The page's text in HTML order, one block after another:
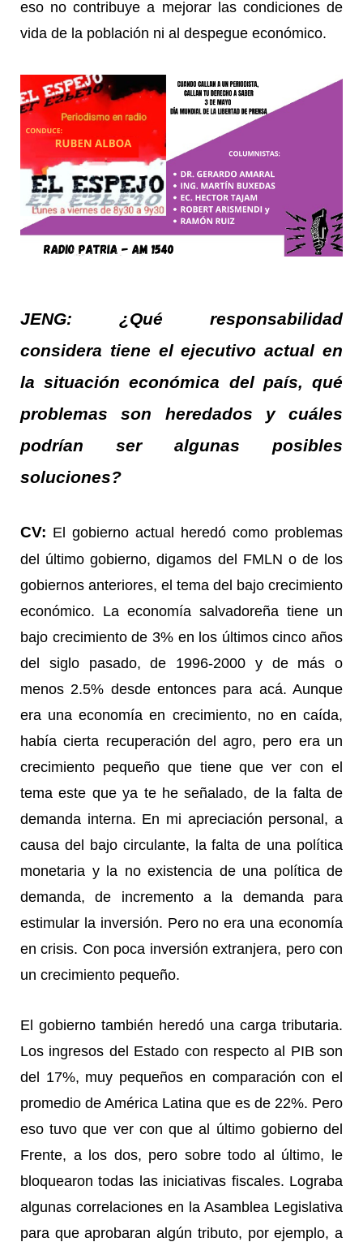
eso no contribuye a mejorar las condiciones de
vida de la población ni al despegue económico.
JENG: ¿Qué responsabilidad
considera tiene el ejecutivo actual en
la situación económica del país, qué
problemas son heredados y cuáles
podrían ser algunas posibles
soluciones?
CV: El gobierno actual heredó como problemas
del último gobierno, digamos del FMLN o de los
gobiernos anteriores, el tema del bajo crecimiento
económico. La economía salvadoreña tiene un
bajo crecimiento de 3% en los últimos cinco años
del siglo pasado, de 1996-2000 y de más o
menos 2.5% desde entonces para acá. Aunque
era una economía en crecimiento, no en caída,
había cierta recuperación del agro, pero era un
crecimiento pequeño que tiene que ver con el
tema este que ya te he señalado, de la falta de
demanda interna. En mi apreciación personal, a
causa del bajo circulante, la falta de una política
monetaria y la no existencia de una política de
demanda, de incremento a la demanda para
estimular la inversión. Pero no era una economía
en crisis. Con poca inversión extranjera, pero con
un crecimiento pequeño.
El gobierno también heredó una carga tributaria.
Los ingresos del Estado con respecto al PIB son
del 17%, muy pequeños en comparación con el
promedio de América Latina que es de 22%. Pero
eso tuvo que ver con que al último gobierno del
Frente, a los dos, pero sobre todo al último, le
bloquearon todas las iniciativas fiscales. Lograba
algunas correlaciones en la Asamblea Legislativa
para que aprobaran algún tributo, por ejemplo, a